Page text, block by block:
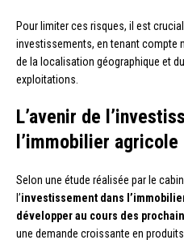
Pour limiter ces risques, il est
investissements, en tenant compte
de la localisation géographique et
exploitations.
L’avenir de
l’immobilier agricole
Selon une étude réalisée par le
l’investissement dans
développer au cours des
une demande croissante en